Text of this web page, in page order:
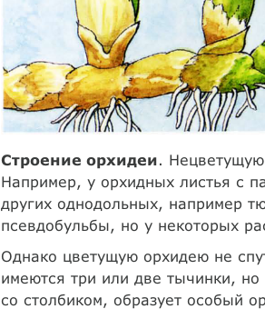
Строение орхидеи. Нецветущую
Например, у орхидных листья с
других однодольных, например
псевдобульбы, но у некоторых
Однако цветущую орхидею не
имеются три или две тычинки,
со столбиком, образует особый